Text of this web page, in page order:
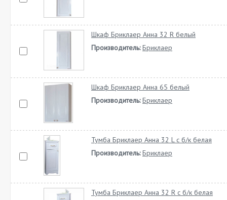
Шкаф Бриклаер Анна 32 R белый
Производитель: Бриклаер
Шкаф Бриклаер Анна 65 белый
Производитель: Бриклаер
Тумба Бриклаер Анна 32 L с б/к белая
Производитель: Бриклаер
Тумба Бриклаер Анна 32 R с б/к белая